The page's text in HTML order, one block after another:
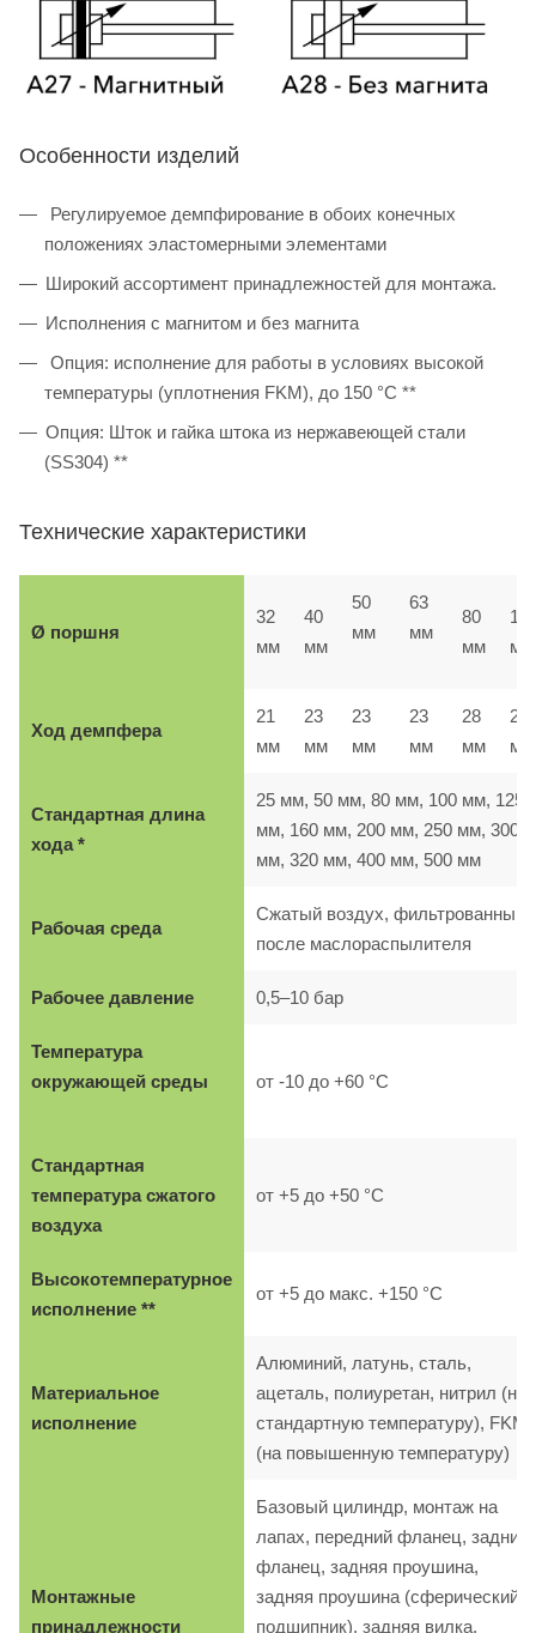
Особенности изделий
Регулируемое демпфирование в обоих конечных
положениях эластомерными элементами
Широкий ассортимент принадлежностей для монтажа.
Исполнения с магнитом и без магнита
Опция: исполнение для работы в условиях высокой
температуры (уплотнения FKM), до 150 °C **
Опция: Шток и гайка штока из нержавеющей стали
(SS304) **
Технические характеристики
Ø поршня
32
мм
40
мм
50
мм
63
мм
80
мм
мм
Ход демпфера
21
мм
23
мм
23
мм
23
мм
28
мм
28
Стандартная длина
хода *
25 мм, 50 мм, 80 мм, 100 мм, 125
мм, 160 мм, 200 мм, 250 мм, 300
мм, 320 мм, 400 мм, 500 мм
Рабочая среда
Сжатый воздух, фильтрованный,
после маслораспылителя
Рабочее давление 0,5–10 бар
Температура
окружающей среды
от -10 до +60 °C
Стандартная
температура сжатого
воздуха
от +5 до +50 °C
Высокотемпературное
исполнение **
от +5 до макс. +150 °C
Материальное
исполнение
Алюминий, латунь, сталь,
ацеталь, полиуретан, нитрил (на
стандартную температуру), FKM
(на повышенную температуру)
Монтажные
принадлежности
Базовый цилиндр, монтаж на
лапах, передний фланец, задний
фланец, задняя проушина,
задняя проушина (сферический
подшипник), задняя вилка,